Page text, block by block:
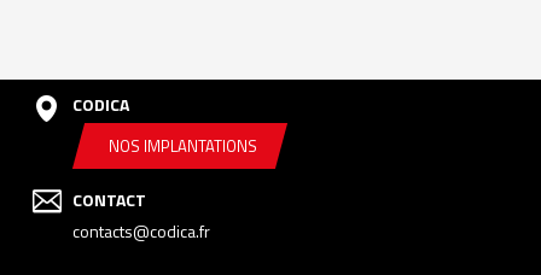
CODICA
NOS IMPLANTATIONS
CONTACT
contacts@codica.fr